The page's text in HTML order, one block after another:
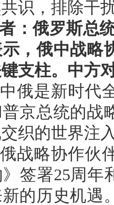
识，排除干
：俄罗斯总
，俄中战略
支柱。中方
俄是新时代
京总统的战
织的世界注
战略协作伙
签署25周年
的历史机遇